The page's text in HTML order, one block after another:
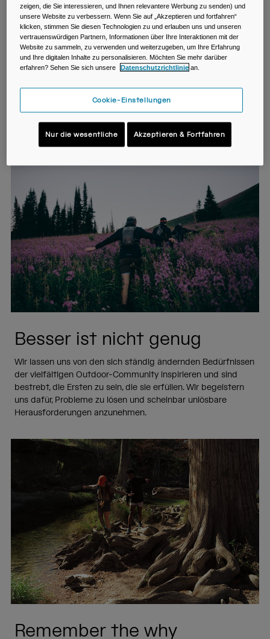
We are inventors
Flüssigkeitszufuhr geleistet und die ersten BPA-freien
Herausforderung und antworten mit Innovation.
Besser ist nicht genug
Wir lassen uns von den sich ständig ändernden Bedürfnissen
der vielfältigen Outdoor-Community inspirieren und sind
bestrebt, die Ersten zu sein, die sie erfüllen. Wir begeistern
uns dafür, Probleme zu lösen und scheinbar unlösbare
Herausforderungen anzunehmen.
Remember the why
zeigen, die Sie interessieren, und Ihnen relevantere Werbung zu senden) und
unsere Website zu verbessern. Wenn Sie auf „Akzeptieren und fortfahren“
klicken, stimmen Sie diesen Technologien zu und erlauben uns und unseren
vertrauenswürdigen Partnern, Informationen über Ihre Interaktionen mit der
Website zu sammeln, zu verwenden und weiterzugeben, um Ihre Erfahrung
und Ihre digitalen Inhalte zu personalisieren. Möchten Sie mehr darüber
erfahren? Sehen Sie sich unsere
Datenschutzrichtlinie an.
Cookie-Einstellungen
Nur die wesentliche Akzeptieren & Fortfahren